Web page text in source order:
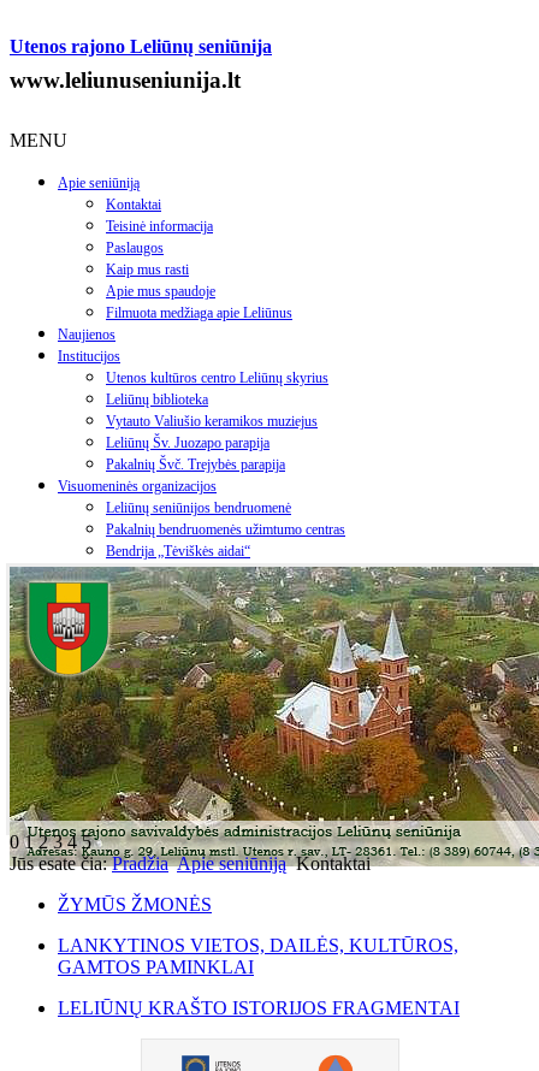
Utenos rajono Leliūnų seniūnija
www.leliunuseniunija.lt
MENU
Apie seniūniją
Kontaktai
Teisinė informacija
Paslaugos
Kaip mus rasti
Apie mus spaudoje
Filmuota medžiaga apie Leliūnus
Naujienos
Institucijos
Utenos kultūros centro Leliūnų skyrius
Leliūnų biblioteka
Vytauto Valiušio keramikos muziejus
Leliūnų Šv. Juozapo parapija
Pakalnių Švč. Trejybės parapija
Visuomeninės organizacijos
Leliūnų seniūnijos bendruomenė
Pakalnių bendruomenės užimtumo centras
Bendrija „Tėviškės aidai“
012345
Jūs esate čia:Pradžia Apie seniūniją Kontaktai
ŽYMŪS ŽMONĖS
LANKYTINOS VIETOS, DAILĖS, KULTŪROS,
GAMTOS PAMINKLAI
LELIŪNŲ KRAŠTO ISTORIJOS FRAGMENTAI